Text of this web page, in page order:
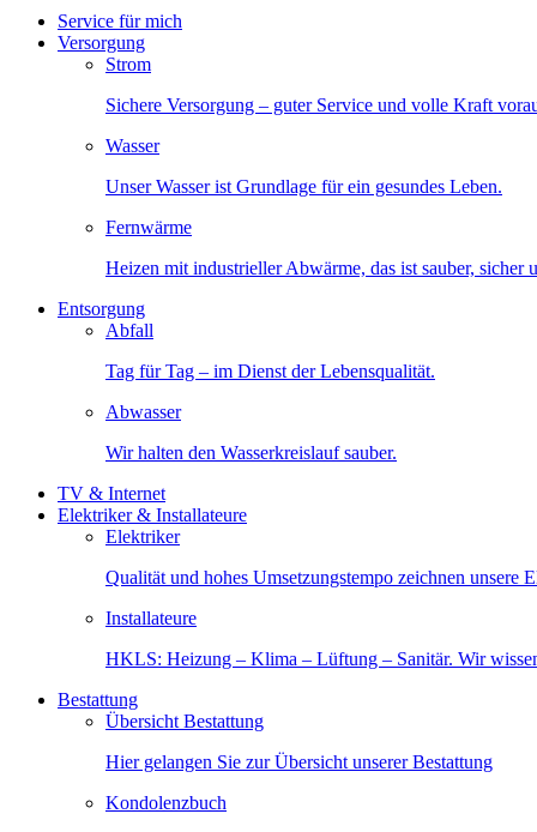
Service für mich
Versorgung
Strom
Sichere Versorgung – guter Service und volle Kraft
Wasser
Unser Wasser ist Grundlage für ein gesundes Leben.
Fernwärme
Heizen mit industrieller Abwärme, das ist sauber, sicher
Entsorgung
Abfall
Tag für Tag – im Dienst der Lebensqualität.
Abwasser
Wir halten den Wasserkreislauf sauber.
TV & Internet
Elektriker & Installateure
Elektriker
Qualität und hohes Umsetzungstempo zeichnen unsere
Installateure
HKLS: Heizung – Klima – Lüftung – Sanitär. Wir
Bestattung
Übersicht Bestattung
Hier gelangen Sie zur Übersicht unserer Bestattung
Kondolenzbuch